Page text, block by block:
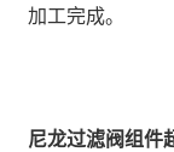
加工完成。
尼龙过滤阀组件